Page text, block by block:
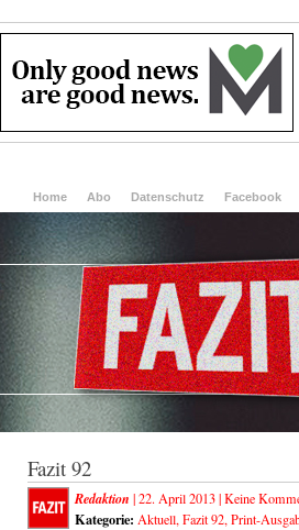
Home Abo Datenschutz Facebook
Fazit 92
Redaktion | 22. April 2013 |Keine
Kategorie: Aktuell, Fazit 92, Print-